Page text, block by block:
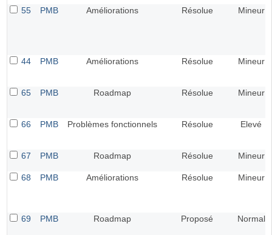
55 PMB Améliorations Résolue Mineur
44 PMB Améliorations Résolue Mineur
65 PMB Roadmap Résolue Mineur
66 PMB Problèmes fonctionnels Résolue Elevé
67 PMB Roadmap Résolue Mineur
68 PMB Améliorations Résolue Mineur
69 PMB Roadmap Proposé Normal